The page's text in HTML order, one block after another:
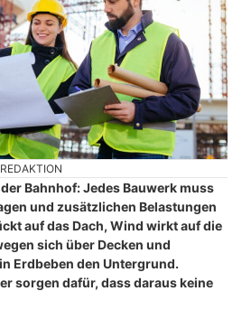
Bahnhof: Jedes Bauwerk muss
und zusätzlichen Belastungen
auf das Dach, Wind wirkt auf die
sich über Decken und
Erdbeben den Untergrund.
sorgen dafür, dass daraus keine